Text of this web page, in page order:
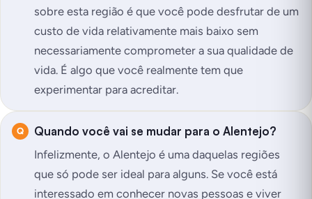
sobre esta região é que você pode desfrutar de um
custo de vida relativamente mais baixo sem
necessariamente comprometer a sua qualidade de
vida. É algo que você realmente tem que
experimentar para acreditar.
Quando você vai se mudar para o Alentejo?
Infelizmente, o Alentejo é uma daquelas regiões
que só pode ser ideal para alguns. Se você está
interessado em conhecer novas pessoas e viver